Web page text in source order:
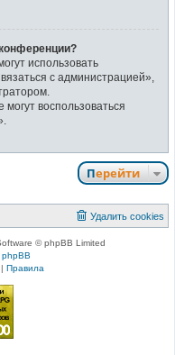
использовать
с администрацией»,
воспользоваться
Перейти
Удалить cookies
© phpBB Limited
phpBB
Правила